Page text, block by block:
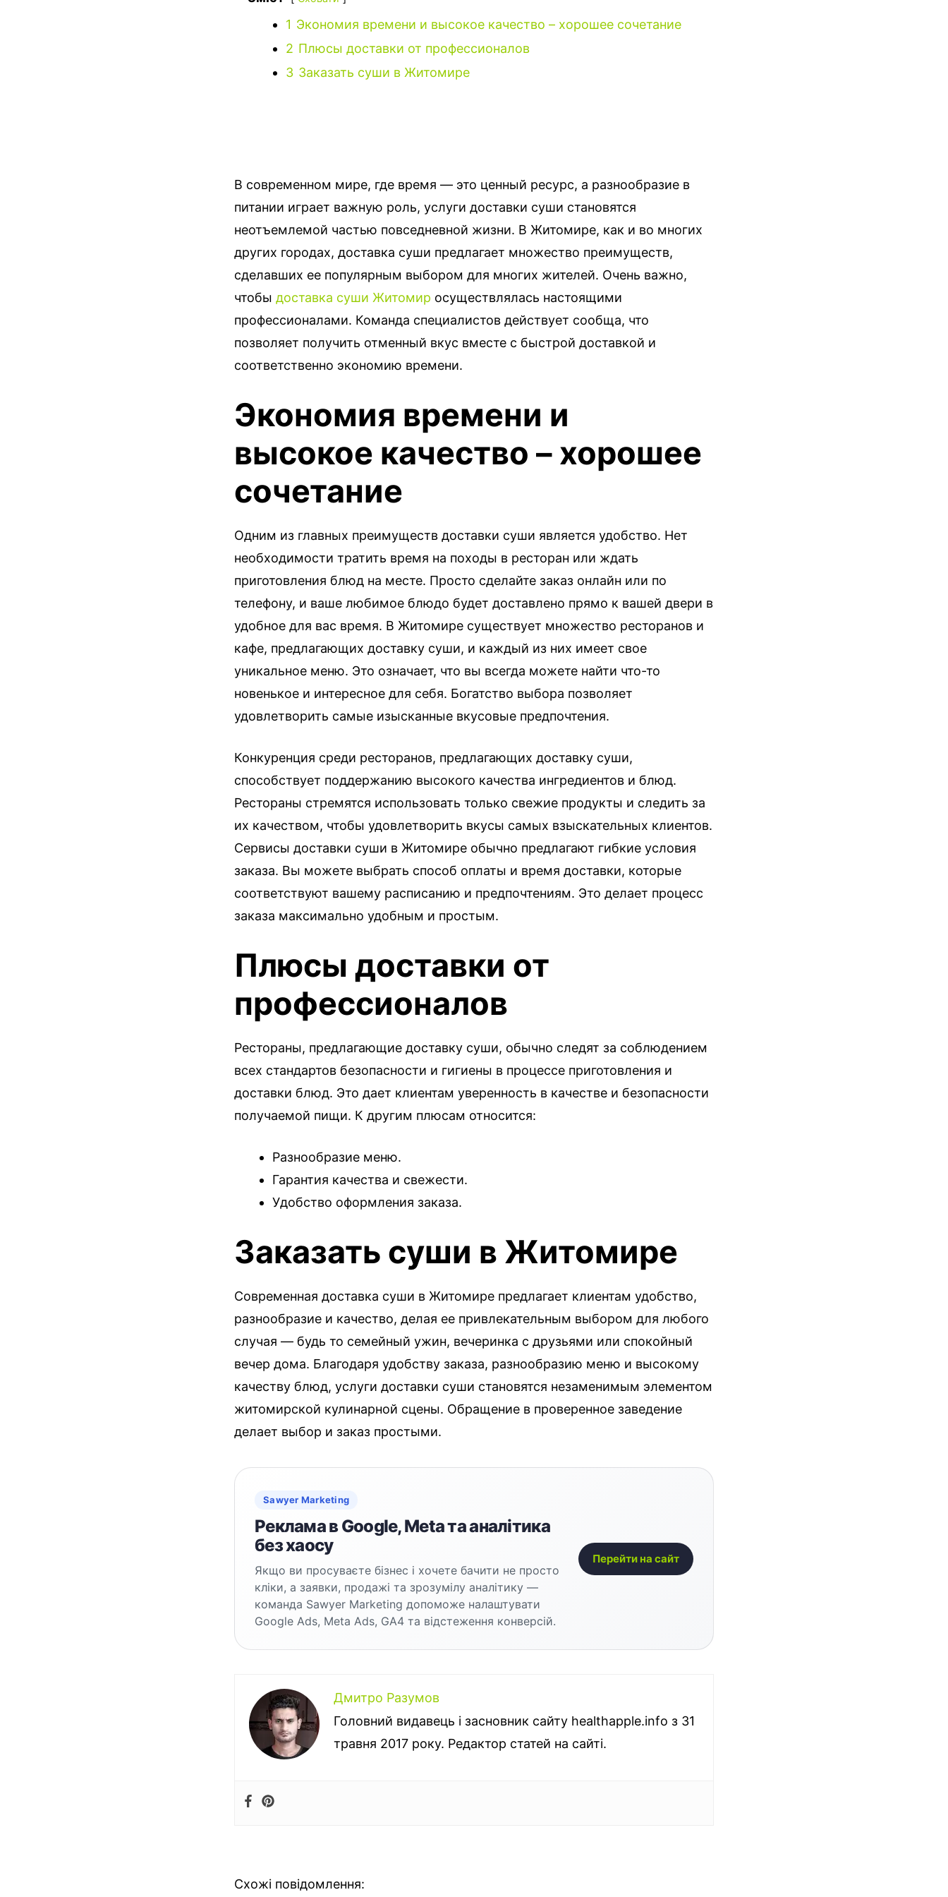
1 Экономия времени и высокое качество – хорошее сочетание
2 Плюсы доставки от профессионалов
3 Заказать суши в Житомире
В современном мире, где время — это ценный ресурс, а разнообразие в
питании играет важную роль, услуги доставки суши становятся
неотъемлемой частью повседневной жизни. В Житомире, как и во многих
других городах, доставка суши предлагает множество преимуществ,
сделавших ее популярным выбором для многих жителей. Очень важно,
чтобы доставка суши Житомир осуществлялась настоящими
профессионалами. Команда специалистов действует сообща, что
позволяет получить отменный вкус вместе с быстрой доставкой и
соответственно экономию времени.
Экономия времени и
высокое качество – хорошее
сочетание
Одним из главных преимуществ доставки суши является удобство. Нет
необходимости тратить время на походы в ресторан или ждать
приготовления блюд на месте. Просто сделайте заказ онлайн или по
телефону, и ваше любимое блюдо будет доставлено прямо к вашей двери в
удобное для вас время. В Житомире существует множество ресторанов и
кафе, предлагающих доставку суши, и каждый из них имеет свое
уникальное меню. Это означает, что вы всегда можете найти что-то
новенькое и интересное для себя. Богатство выбора позволяет
удовлетворить самые изысканные вкусовые предпочтения.
Конкуренция среди ресторанов, предлагающих доставку суши,
способствует поддержанию высокого качества ингредиентов и блюд.
Рестораны стремятся использовать только свежие продукты и следить за
их качеством, чтобы удовлетворить вкусы самых взыскательных клиентов.
Сервисы доставки суши в Житомире обычно предлагают гибкие условия
заказа. Вы можете выбрать способ оплаты и время доставки, которые
соответствуют вашему расписанию и предпочтениям. Это делает процесс
заказа максимально удобным и простым.
Плюсы доставки от
профессионалов
Рестораны, предлагающие доставку суши, обычно следят за соблюдением
всех стандартов безопасности и гигиены в процессе приготовления и
доставки блюд. Это дает клиентам уверенность в качестве и безопасности
получаемой пищи. К другим плюсам относится:
Разнообразие меню.
Гарантия качества и свежести.
Удобство оформления заказа.
Заказать суши в Житомире
Современная доставка суши в Житомире предлагает клиентам удобство,
разнообразие и качество, делая ее привлекательным выбором для любого
случая — будь то семейный ужин, вечеринка с друзьями или спокойный
вечер дома. Благодаря удобству заказа, разнообразию меню и высокому
качеству блюд, услуги доставки суши становятся незаменимым элементом
житомирской кулинарной сцены. Обращение в проверенное заведение
делает выбор и заказ простыми.
Sawyer Marketing
Реклама в Google, Meta та аналітика
без хаосу
Якщо ви просуваєте бізнес і хочете бачити не просто
кліки, а заявки, продажі та зрозумілу аналітику —
команда Sawyer Marketing допоможе налаштувати
Google Ads, Meta Ads, GA4 та відстеження конверсій.
Перейти на сайт
Дмитро Разумов
Головний видавець і засновник сайту healthapple.info з 31
травня 2017 року. Редактор статей на сайті.
Схожі повідомлення: